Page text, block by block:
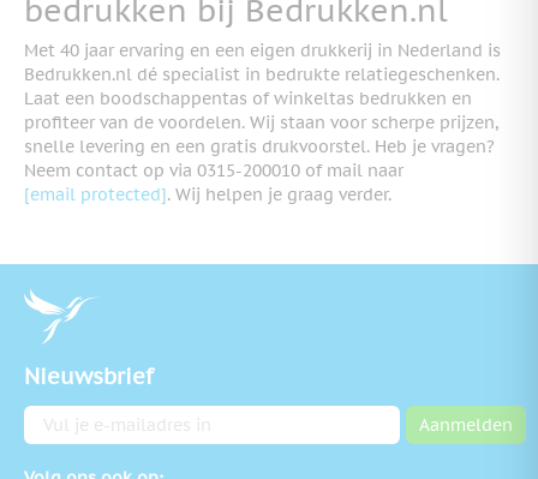
bedrukken bij Bedrukken.nl
Met 40 jaar ervaring en een eigen drukkerij in Nederland is
Bedrukken.nl dé specialist in bedrukte relatiegeschenken.
Laat een boodschappentas of winkeltas bedrukken en
profiteer van de voordelen. Wij staan voor scherpe prijzen,
snelle levering en een gratis drukvoorstel. Heb je vragen?
Neem contact op via 0315-200010 of mail naar
[email protected]. Wij helpen je graag verder.
Nieuwsbrief
E-mailadres Aanmelden